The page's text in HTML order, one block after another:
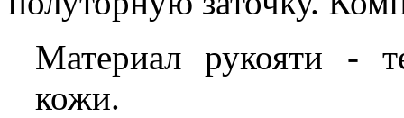
Материал рукояти -
кожи.